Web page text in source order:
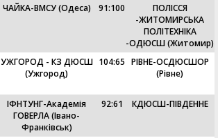
ЧАЙКА-ВМСУ (Одеса) 91:100
ПОЛІССЯ
-ЖИТОМИРСЬКА
ПОЛІТЕХНІКА
-ОДЮСШ (Житомир)
УЖГОРОД - КЗ ДЮСШ
(Ужгород)
104:65 РІВНЕ-ОСДЮСШОР
(Рівне)
ІФНТУНГ-Академія
ГОВЕРЛА (Івано-
Франківськ)
92:61 КДЮСШ-ПІВДЕННЕ